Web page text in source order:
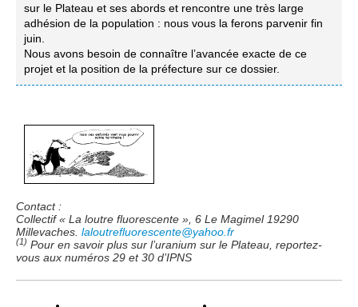
sur le Plateau et ses abords et rencontre une très large
adhésion de la population : nous vous la ferons parvenir fin
juin.
Nous avons besoin de connaître l’avancée exacte de ce
projet et la position de la préfecture sur ce dossier.
Contact :
Collectif « La loutre fluorescente », 6 Le Magimel 19290
Millevaches. laloutrefluorescente@yahoo.fr
(1) Pour en savoir plus sur l’uranium sur le Plateau, reportez-
vous aux numéros 29 et 30 d’IPNS